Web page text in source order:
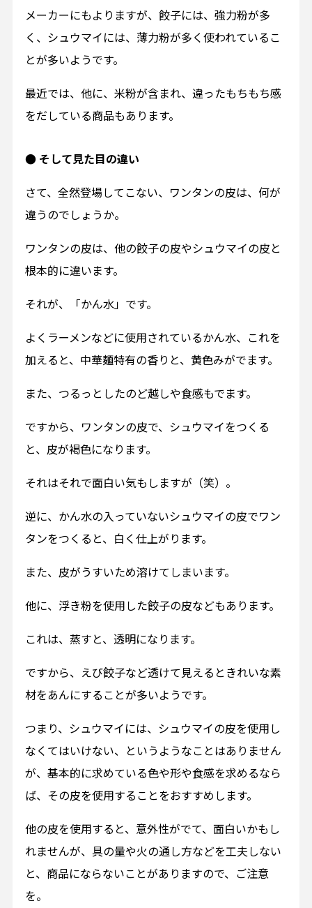
メーカーにもよりますが、餃子には、強力粉が多
く、シュウマイには、薄力粉が多く使われているこ
とが多いようです。
最近では、他に、米粉が含まれ、違ったもちもち感
をだしている商品もあります。
● そして見た目の違い
さて、全然登場してこない、ワンタンの皮は、何が
違うのでしょうか。
ワンタンの皮は、他の餃子の皮やシュウマイの皮と
根本的に違います。
それが、「かん水」です。
よくラーメンなどに使用されているかん水、これを
加えると、中華麺特有の香りと、黄色みがでます。
また、つるっとしたのど越しや食感もでます。
ですから、ワンタンの皮で、シュウマイをつくる
と、皮が褐色になります。
それはそれで面白い気もしますが（笑）。
逆に、かん水の入っていないシュウマイの皮でワン
タンをつくると、白く仕上がります。
また、皮がうすいため溶けてしまいます。
他に、浮き粉を使用した餃子の皮などもあります。
これは、蒸すと、透明になります。
ですから、えび餃子など透けて見えるときれいな素
材をあんにすることが多いようです。
つまり、シュウマイには、シュウマイの皮を使用し
なくてはいけない、というようなことはありません
が、基本的に求めている色や形や食感を求めるなら
ば、その皮を使用することをおすすめします。
他の皮を使用すると、意外性がでて、面白いかもし
れませんが、具の量や火の通し方などを工夫しない
と、商品にならないことがありますので、ご注意
を。